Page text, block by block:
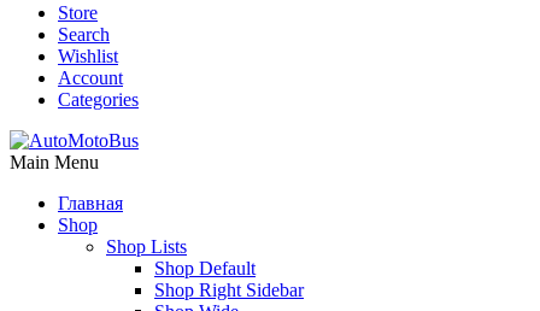
Store
Search
Wishlist
Account
Categories
Main Menu
Главная
Shop
Shop Lists
Shop Default
Shop Right Sidebar